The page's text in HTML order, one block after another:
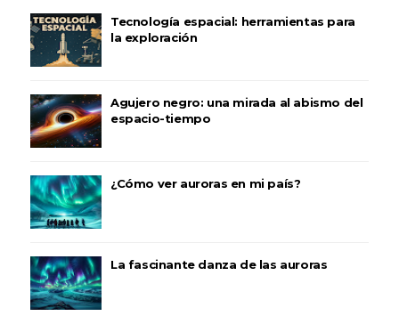
Tecnología espacial: herramientas para
la exploración
Agujero negro: una mirada al abismo del
espacio-tiempo
¿Cómo ver auroras en mi país?
La fascinante danza de las auroras